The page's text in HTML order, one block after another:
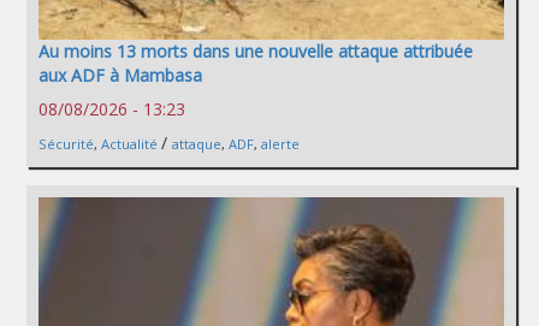
Au moins 13 morts dans une nouvelle attaque attribuée
aux ADF à Mambasa
08/08/2026 - 13:23
Sécurité, Actualité / attaque, ADF, alerte